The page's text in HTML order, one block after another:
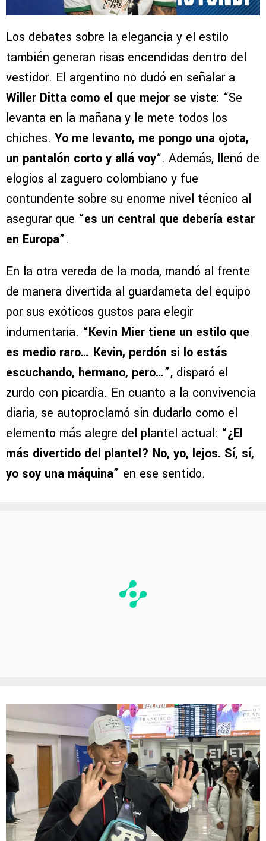
Los debates sobre la elegancia y el estilo
también generan risas encendidas dentro del
vestidor. El argentino no dudó en señalar a
Willer Ditta como el que mejor se viste: “Se
levanta en la mañana y le mete todos los
chiches. Yo me levanto, me pongo una ojota,
un pantalón corto y allá voy“. Además, llenó de
elogios al zaguero colombiano y fue
contundente sobre su enorme nivel técnico al
asegurar que “es un central que debería estar
en Europa”.
En la otra vereda de la moda, mandó al frente
de manera divertida al guardameta del equipo
por sus exóticos gustos para elegir
indumentaria. “Kevin Mier tiene un estilo que
es medio raro… Kevin, perdón si lo estás
escuchando, hermano, pero…”, disparó el
zurdo con picardía. En cuanto a la convivencia
diaria, se autoproclamó sin dudarlo como el
elemento más alegre del plantel actual: “¿El
más divertido del plantel? No, yo, lejos. Sí, sí,
yo soy una máquina” en ese sentido.